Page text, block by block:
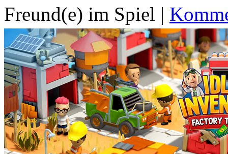
Freund(e) im Spiel |